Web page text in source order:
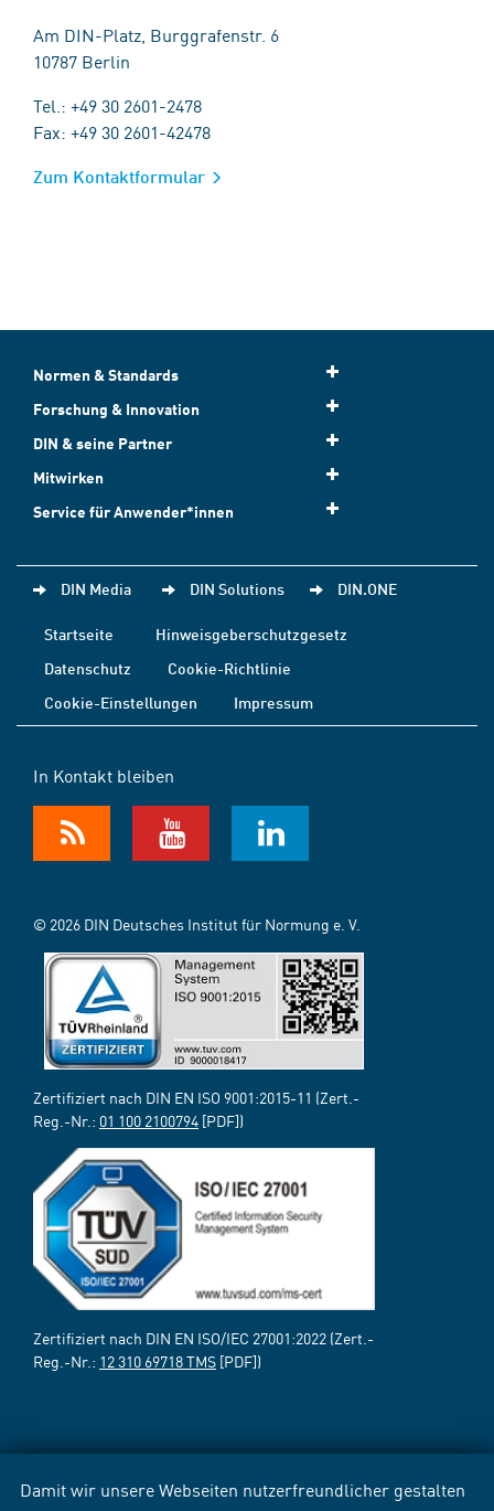
Damit wir unsere Webseiten nutzerfreundlicher gestalten
Am DIN-Platz, Burggrafenstr. 6
10787 Berlin
Tel.: +49 30 2601-2478
Fax: +49 30 2601-42478
Zum Kontaktformular
Normen & Standards
Forschung & Innovation
DIN & seine Partner
Mitwirken
Service für Anwender*innen
DIN Media DIN Solutions DIN.ONE
Startseite
Hinweisgeberschutzgesetz
Datenschutz
Cookie-Richtlinie
Cookie-Einstellungen
Impressum
In Kontakt bleiben
© 2026 DIN Deutsches Institut für Normung e. V.
Zertifiziert nach DIN EN ISO 9001:2015-11 (Zert.-
Reg.-Nr.: 01 100 2100794 [PDF])
Zertifiziert nach DIN EN ISO/IEC 27001:2022 (Zert.-
Reg.-Nr.: 12 310 69718 TMS [PDF])